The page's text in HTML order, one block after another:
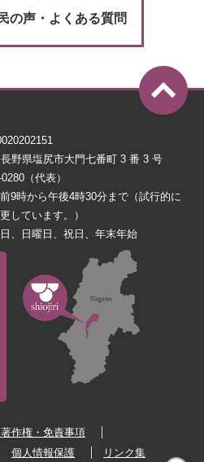
の声・よくある質問
野県塩尻市大門七番町 3 番 3 号
（代表）
9時から午後4時30分まで（試行的に
しています。）
、日曜日、祝日、年末年始
作権・免責事項
個人情報保護 リンク集